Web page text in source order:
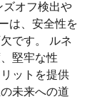
オフ検出や
は、安全性を
です。 ルネ
堅牢な性
ットを提供
未来への道